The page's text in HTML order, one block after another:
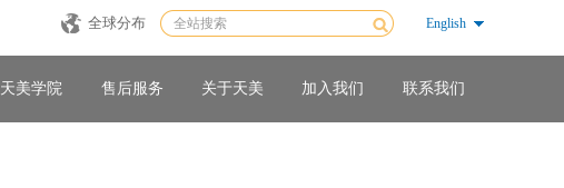
全球分布 English
天美学院 售后服务 关于天美 加入我们 联系我们